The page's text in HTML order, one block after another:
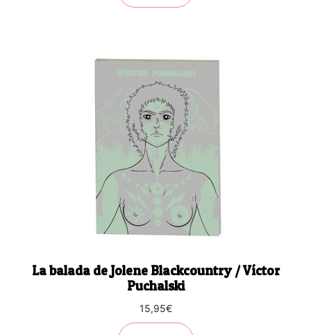
La balada de Jolene Blackcountry / Víctor
Puchalski
15,95€